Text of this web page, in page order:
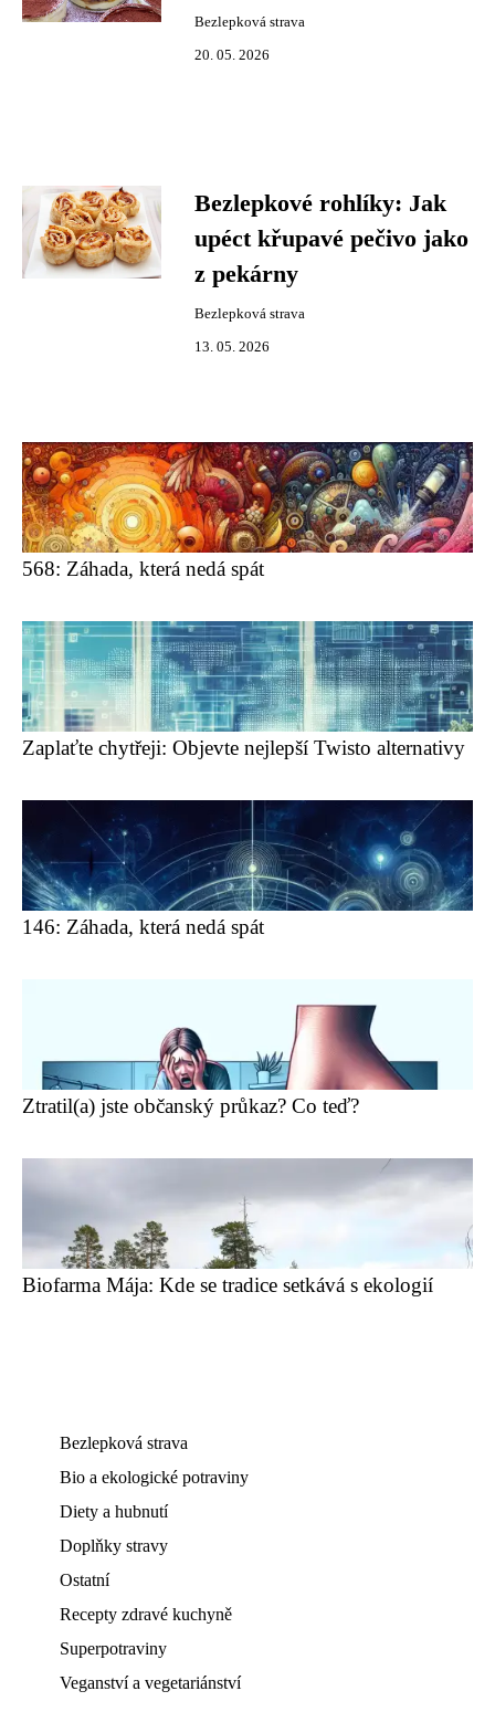
Bezlepková strava
20. 05. 2026
Bezlepkové rohlíky: Jak
upéct křupavé pečivo jako
z pekárny
Bezlepková strava
13. 05. 2026
568: Záhada, která nedá spát
Zaplaťte chytřeji: Objevte nejlepší Twisto alternativy
146: Záhada, která nedá spát
Ztratil(a) jste občanský průkaz? Co teď?
Biofarma Mája: Kde se tradice setkává s ekologií
Bezlepková strava
Bio a ekologické potraviny
Diety a hubnutí
Doplňky stravy
Ostatní
Recepty zdravé kuchyně
Superpotraviny
Veganství a vegetariánství